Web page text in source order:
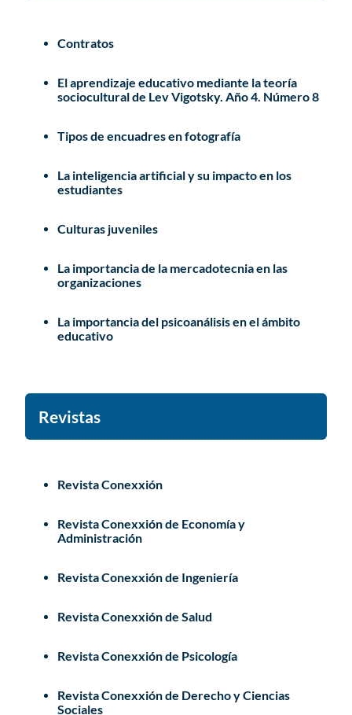
Contratos
El aprendizaje educativo mediante la teoría
sociocultural de Lev Vigotsky. Año 4. Número 8
Tipos de encuadres en fotografía
La inteligencia artificial y su impacto en los
estudiantes
Culturas juveniles
La importancia de la mercadotecnia en las
organizaciones
La importancia del psicoanálisis en el ámbito
educativo
Revistas
Revista Conexxión
Revista Conexxión de Economía y
Administración
Revista Conexxión de Ingeniería
Revista Conexxión de Salud
Revista Conexxión de Psicología
Revista Conexxión de Derecho y Ciencias
Sociales